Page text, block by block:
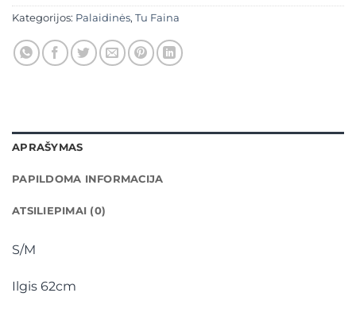
Kategorijos: Palaidinės, Tu Faina
APRAŠYMAS
PAPILDOMA INFORMACIJA
ATSILIEPIMAI (0)
S/M
Ilgis 62cm